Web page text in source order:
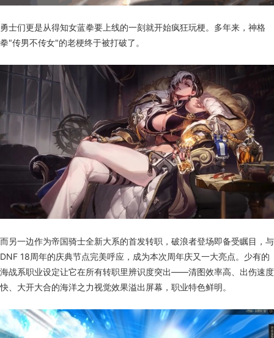
勇士们更是从得知女蓝拳要上线的一刻就开始疯狂玩梗。多年来，神格
拳"传男不传女"的老梗终于被打破了。
而另一边作为帝国骑士全新大系的首发转职，破浪者登场即备受瞩目，与
DNF 18周年的庆典节点完美呼应，成为本次周年庆又一大亮点。少有的
海战系职业设定让它在所有转职里辨识度突出——清图效率高、出伤速度
快、大开大合的海洋之力视觉效果溢出屏幕，职业特色鲜明。